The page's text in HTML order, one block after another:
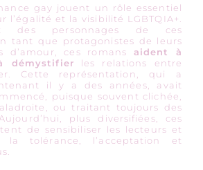
gay jouent un rôle essentiel
l’égalité et la visibilité LGBTQIA+.
des personnages de ces
tant que protagonistes de leurs
d’amour, ces romans aident à
démystifier les relations entre
Cette représentation, qui a
il y a des années, avait
puisque souvent clichée,
ou traitant toujours des
plus diversifiées, ces
de sensibiliser les lecteurs et
la tolérance, l’acceptation et